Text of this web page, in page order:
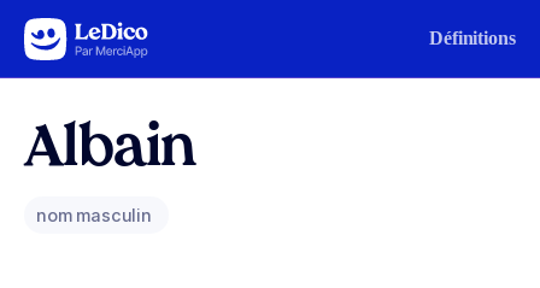
Aller au contenu Définitions
Albain
nom masculin